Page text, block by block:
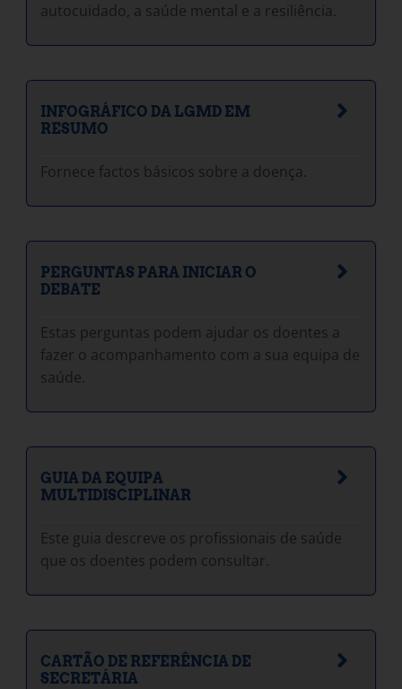
autocuidado, a saúde mental e a resiliência.
INFOGRÁFICO DA LGMD EM
RESUMO
Fornece factos básicos sobre a doença.
PERGUNTAS PARA INICIAR O
DEBATE
Estas perguntas podem ajudar os doentes a
fazer o acompanhamento com a sua equipa de
saúde.
GUIA DA EQUIPA
MULTIDISCIPLINAR
Este guia descreve os profissionais de saúde
que os doentes podem consultar.
CARTÃO DE REFERÊNCIA DE
SECRETÁRIA